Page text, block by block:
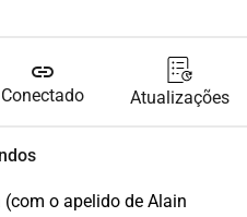
link
Conectado Atualizações
o apelido de Alain